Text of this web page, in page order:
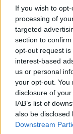
If you wish to
processing of
targeted
section to
opt-out request
interest-based
us or personal
your opt-out. You
disclosure of
IAB’s list of
also be disclosed
Downstream
deltagarna vill.
Målet är att
berättelser och
eller bor i dag.
– Det ska vara
deras tankar